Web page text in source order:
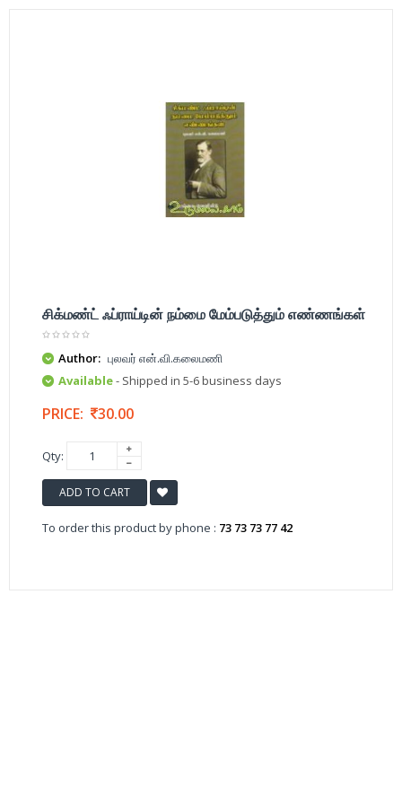
சிக்மண்ட் ஃப்ராய்டின் நம்மை மேம்படுத்தும் எண்ணங்கள்
Author: புலவர் என்.வி.கலைமணி
Available- Shipped in 5-6 business days
PRICE: 30.00
Qty:
ADD TO CART
To order this product by phone : 73 73 73 77 42